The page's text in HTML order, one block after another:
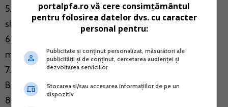
5. Regimul fiscal-contabil al partenerilor de ride
sharing...detalii aici >>
6. PFA. Corectare suma inregistrata eronat in casa de
marcat
7. Tratamentul fiscal-contabil al facturilor emise de
Bolt in numele si in contul prestatorilor
8. PFA ridesharing
portalpfa.ro vă cere consimțământul
pentru folosirea datelor dvs. cu caracter
personal pentru:
Publicitate și conținut personalizat, măsurători ale
publicității și de conținut, cercetarea audienței și
dezvoltarea serviciilor
Stocarea și/sau accesarea informațiilor de pe un
dispozitiv